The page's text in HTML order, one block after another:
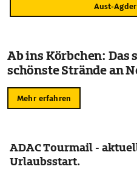
Aust-
Ab ins Körbchen: Das
schönste Strände an
Mehr erfahren
ADAC Tourmail -
Urlaubsstart.